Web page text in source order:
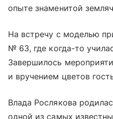
опыте знаменитой
На встречу с моделью
№ 63, где когда-то
Завершилось
и вручением цветов
Влада Рослякова
одной из самых